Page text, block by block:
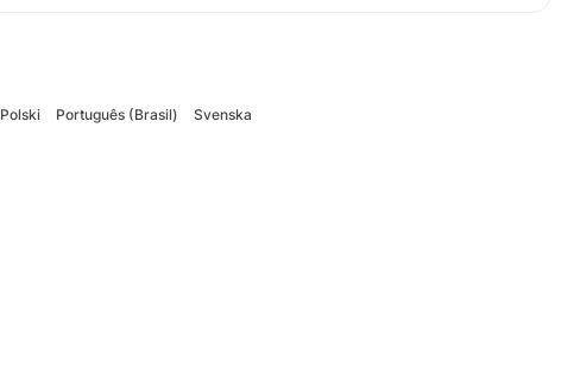
Polski Português (Brasil) Svenska